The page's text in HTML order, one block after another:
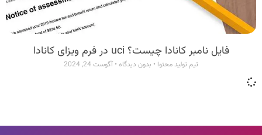
فایل نامبر کانادا چیست؟ uci در فرم ویزای کانادا
تیم تولید محتوا بدون دیدگاه آگوست 24, 2024